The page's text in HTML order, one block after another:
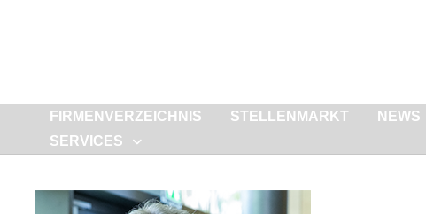
FIRMENVERZEICHNIS STELLENMARKT NEWS
SERVICES